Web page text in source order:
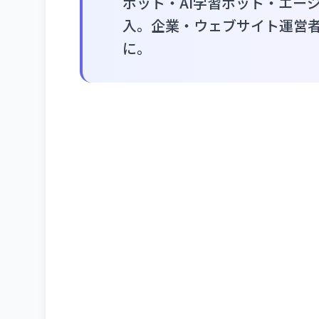
入。企業・ウェブサイト運営
に。